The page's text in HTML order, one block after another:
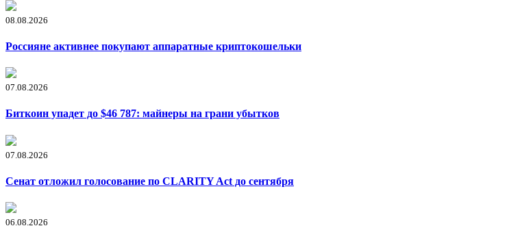
08.08.2026
Россияне активнее покупают аппаратные криптокошельки
07.08.2026
Биткоин упадет до $46 787: майнеры на грани убытков
07.08.2026
Сенат отложил голосование по CLARITY Act до сентября
06.08.2026